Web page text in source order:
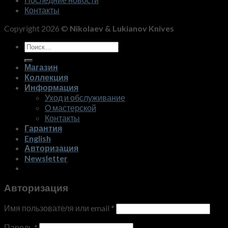
Контакты
Copyright 2026 © Nikolaev & Lukianov Knives
Искать:
Магазин
Коллекция
Информация
Уход и обслуживание
О мастерской
Контакты
Гарантия
English
Авторизация
Newsletter
Авторизация
Имя пользователя или email *